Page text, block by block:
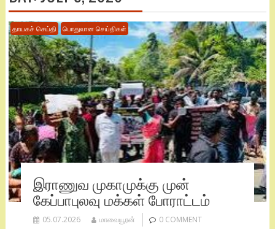
தாயகச் செய்தி பொதுவான செய்திகள்
இராணுவ முகாமுக்கு முன்
கேப்பாபுலவு மக்கள் போராட்டம்
05.07.2026 மாவையூரன் 0 COMMENT